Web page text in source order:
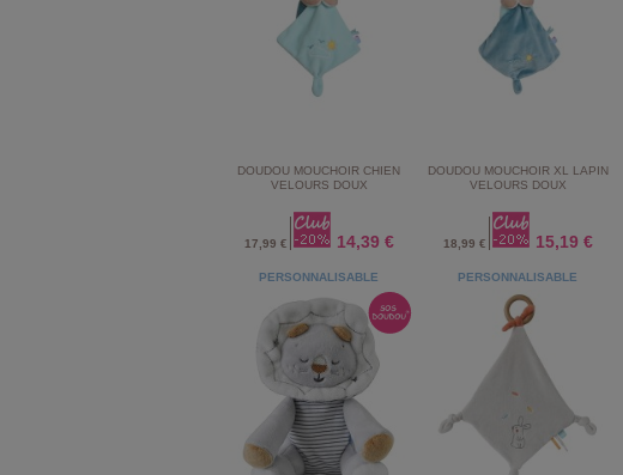
DOUDOU MOUCHOIR CHIEN
VELOURS DOUX
17,99 € 14,39 €
DOUDOU MOUCHOIR XL LAPIN
VELOURS DOUX
18,99 € 15,19 €
PERSONNALISABLE PERSONNALISABLE